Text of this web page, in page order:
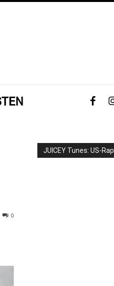
0
JUICEY Tunes: US-Rap